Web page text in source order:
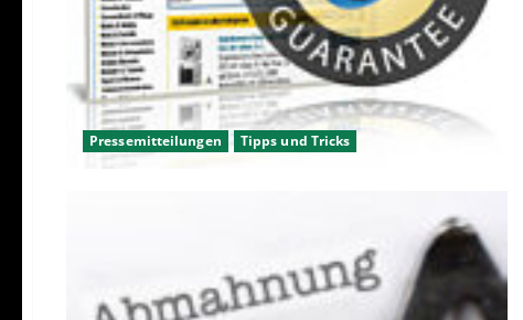
Pressemitteilungen Tipps und Tricks